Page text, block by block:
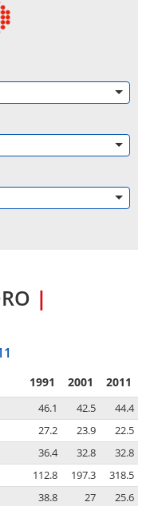
|
1991 2001 2011
46.1 42.5
44.4
27.2 23.9
22.5
36.4 32.8
32.8
112.8 197.3
318.5
38.8 27
25.6